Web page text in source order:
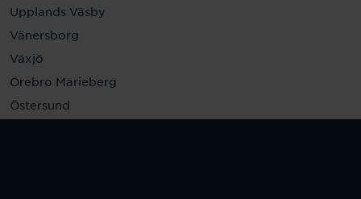
Upplands Väsby
Vänersborg
Växjö
Örebro Marieberg
Östersund